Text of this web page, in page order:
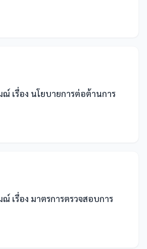
ณ์ เรื่อง นโยบายการต่อต้านการ
เรื่อง มาตรการตรวจสอบการ